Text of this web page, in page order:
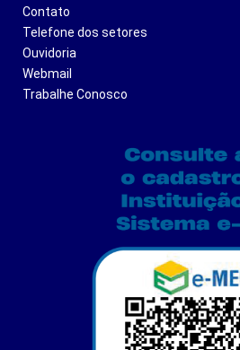
Contato
Telefone dos setores
Ouvidoria
Webmail
Trabalhe Conosco